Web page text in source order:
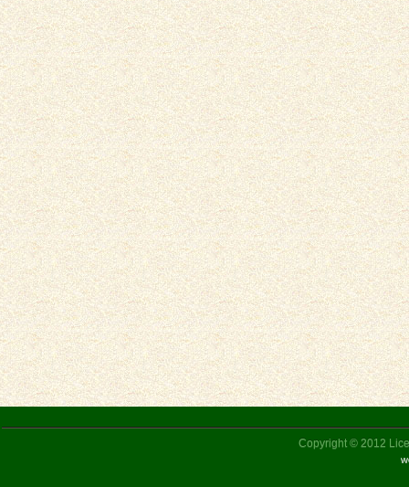
Copyright © 2012